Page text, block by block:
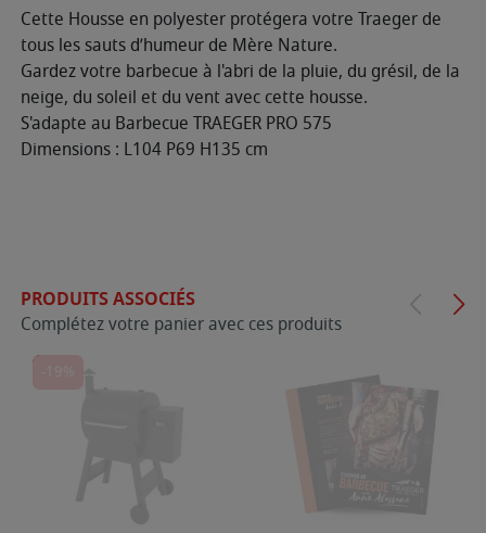
Cette Housse en polyester protégera votre Traeger de
tous les sauts d’humeur de Mère Nature.
Gardez votre barbecue à l'abri de la pluie, du grésil, de la
neige, du soleil et du vent avec cette housse.
S'adapte au Barbecue TRAEGER PRO 575
Dimensions : L104 P69 H135 cm
PRODUITS ASSOCIÉS
Complétez votre panier avec ces produits